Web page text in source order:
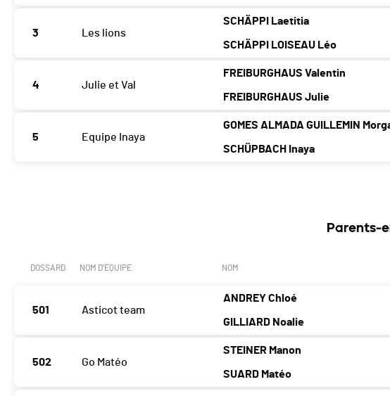
3 Les lions
SCHÄPPI Laetitia
SCHÄPPI LOISEAU Léo
4 Julie et Val
FREIBURGHAUS Valentin
FREIBURGHAUS Julie
5 Equipe Inaya
GOMES ALMADA GUILLEMIN
SCHÜPBACH Inaya
Parents-
DOSSARD NOM D'ÉQUIPE NOM
501 Asticot team
ANDREY Chloé
GILLIARD Noalie
502 Go Matéo
STEINER Manon
SUARD Matéo